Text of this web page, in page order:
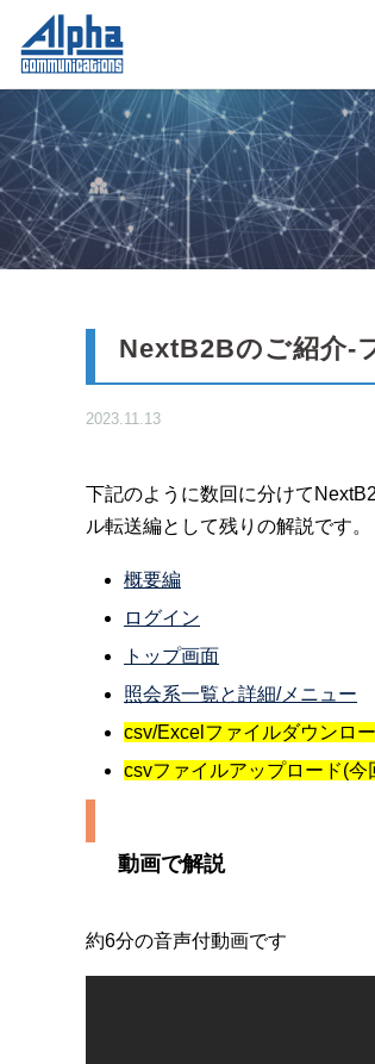
NextB2Bのご紹介-
2023.11.13
下記のように数回に分けて
ル転送編として残りの解説です。
概要編
ログイン
トップ画面
照会系一覧と詳細/メニュー
csv/Excelファイルダウンロ
csvファイルアップロード(今
動画で解説
約6分の音声付動画です